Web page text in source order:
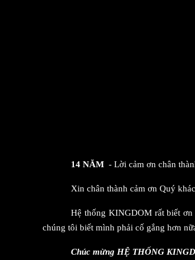
14 NĂM - Lời cảm ơn chân
Xin chân thành cảm ơn Quý
Hệ thống KINGDOM rất biết
chúng tôi biết mình phải cố gắng hơn
Chúc mừng HỆ THỐNG